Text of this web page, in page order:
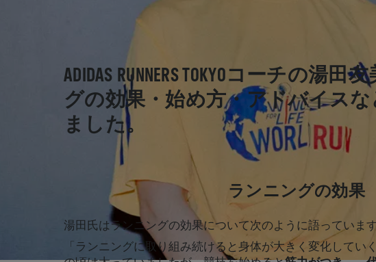
ADIDAS RUNNERS TOKYOコーチの湯
グの効果・始め方・アドバイス
ました。
ランニングの効果
湯田氏はランニングの効果について次のように語っています
「ランニングに取り組み続けると身体が大きく変化してい